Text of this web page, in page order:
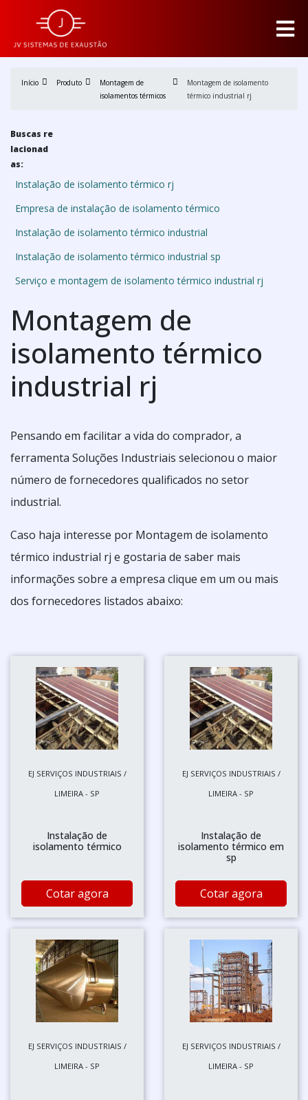
Início Produto
Montagem de
isolamentos térmicos
Montagem de isolamento
térmico industrial rj
Buscas re
lacionad
as:
Instalação de isolamento térmico rj
Empresa de instalação de isolamento térmico
Instalação de isolamento térmico industrial
Instalação de isolamento térmico industrial sp
Serviço e montagem de isolamento térmico industrial rj
Montagem de
isolamento térmico
industrial rj
Pensando em facilitar a vida do comprador, a
ferramenta Soluções Industriais selecionou o maior
número de fornecedores qualificados no setor
industrial.
Caso haja interesse por Montagem de isolamento
térmico industrial rj e gostaria de saber mais
informações sobre a empresa clique em um ou mais
dos fornecedores listados abaixo:
EJ SERVIÇOS INDUSTRIAIS /
LIMEIRA - SP
Instalação de
isolamento térmico
Cotar agora
EJ SERVIÇOS INDUSTRIAIS /
LIMEIRA - SP
Instalação de
isolamento térmico em
sp
Cotar agora
EJ SERVIÇOS INDUSTRIAIS /
LIMEIRA - SP
EJ SERVIÇOS INDUSTRIAIS /
LIMEIRA - SP